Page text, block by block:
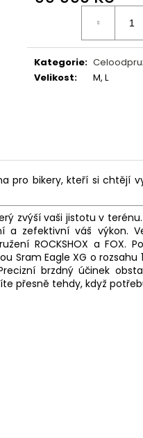
Kategorie:
Velikost: M, L
pro bikery, kteří si chtějí
zvýší vaši jistotu v
a zefektivní váš výkon.
ROCKSHOX a FOX.
Sram Eagle XG o rozsahu
brzdný účinek
přesně tehdy, když